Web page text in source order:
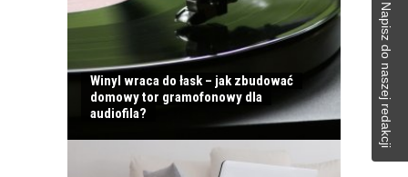
Winyl wraca do łask – jak zbudować
domowy tor gramofonowy dla
audiofila?
Napisz do naszej redakcji